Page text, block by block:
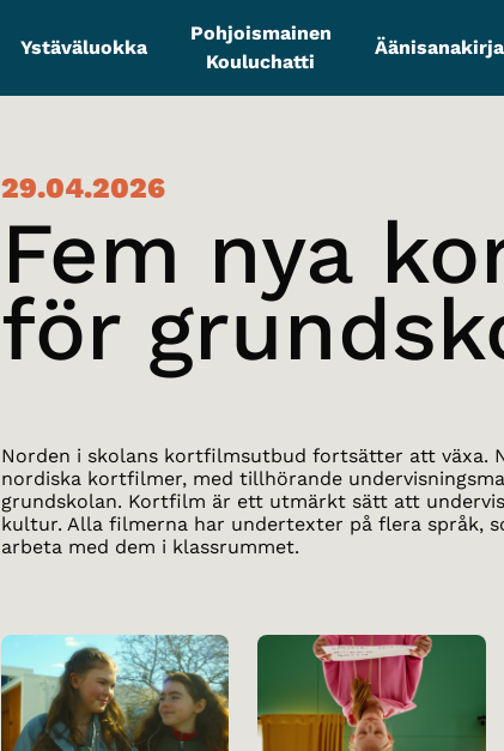
Ystäväluokka
Pohjoismainen
Kouluchatti
Äänisanakirja
29.04.2026
Fem nya
för
Norden i skolans kortfilmsutbud fortsätter att växa.
nordiska kortfilmer, med tillhörande
grundskolan. Kortfilm är ett utmärkt sätt att
kultur. Alla filmerna har undertexter på flera språk,
arbeta med dem i klassrummet.